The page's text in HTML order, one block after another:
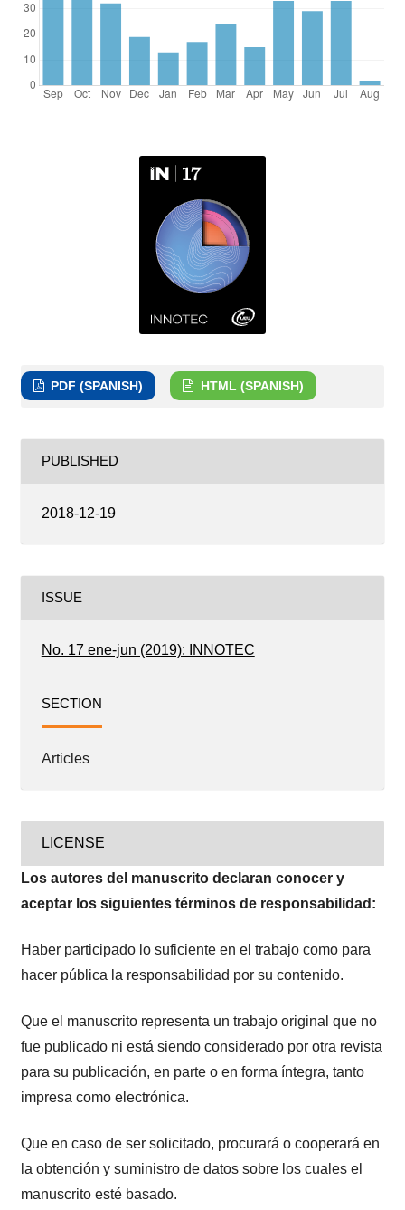
PDF (SPANISH) HTML (SPANISH)
PUBLISHED
2018-12-19
ISSUE
No. 17 ene-jun (2019): INNOTEC
SECTION
Articles
LICENSE
Los autores del manuscrito declaran conocer y
aceptar los siguientes términos de responsabilidad:
Haber participado lo suficiente en el trabajo como para
hacer pública la responsabilidad por su contenido.
Que el manuscrito representa un trabajo original que no
fue publicado ni está siendo considerado por otra revista
para su publicación, en parte o en forma íntegra, tanto
impresa como electrónica.
Que en caso de ser solicitado, procurará o cooperará en
la obtención y suministro de datos sobre los cuales el
manuscrito esté basado.